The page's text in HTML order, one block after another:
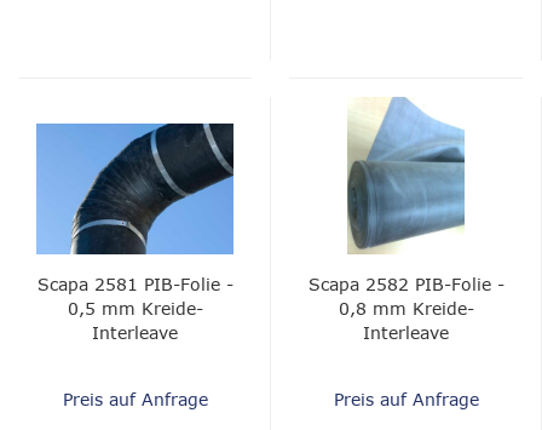
Scapa 2581 PIB-Folie -
0,5 mm Kreide-
Interleave
Preis auf Anfrage
Scapa 2582 PIB-Folie -
0,8 mm Kreide-
Interleave
Preis auf Anfrage